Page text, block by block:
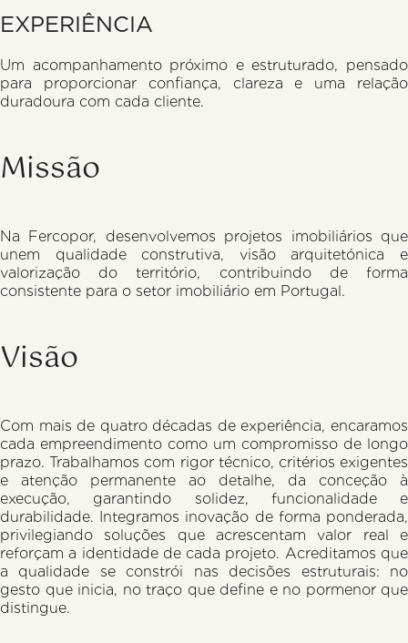
EXPERIÊNCIA
Um acompanhamento próximo e estruturado, pensado
para proporcionar confiança, clareza e uma relação
duradoura com cada cliente.
Missão
Na Fercopor, desenvolvemos projetos imobiliários que
unem qualidade construtiva, visão arquitetónica e
valorização do território, contribuindo de forma
consistente para o setor imobiliário em Portugal.
Visão
Com mais de quatro décadas de experiência, encaramos
cada empreendimento como um compromisso de longo
prazo. Trabalhamos com rigor técnico, critérios exigentes
e atenção permanente ao detalhe, da conceção à
execução, garantindo solidez, funcionalidade e
durabilidade. Integramos inovação de forma ponderada,
privilegiando soluções que acrescentam valor real e
reforçam a identidade de cada projeto. Acreditamos que
a qualidade se constrói nas decisões estruturais: no
gesto que inicia, no traço que define e no pormenor que
distingue.